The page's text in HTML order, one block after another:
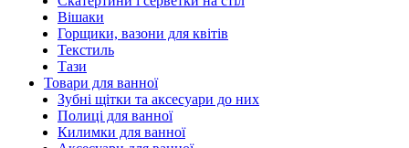
Вішаки
Горщики, вазони для квітів
Текстиль
Тази
Товари для ванної
Зубні щітки та аксесуари до них
Полиці для ванної
Килимки для ванної